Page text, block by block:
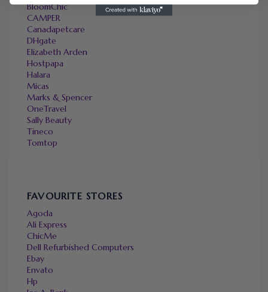
BloomChic
CAMPER
Canadapetcare
DHgate
Elizabeth Arden
Hostpapa
Halara
Micas
Marks & Spencer
OneTravel
Sally Beauty
Tineco
Tomtop
FAVOURITE STORES
Agoda
Ali Express
ChicMe
Dell Refurbished Computers
Ebay
Envato
Hp